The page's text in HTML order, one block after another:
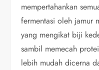
mempertahankan
fermentasi oleh jamur
yang mengikat biji
sambil memecah
lebih mudah dicerna